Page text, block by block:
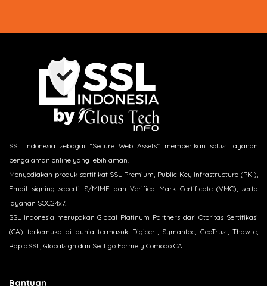
SSL Indonesia sebagai “Secure Web Assets“ memberikan solusi layanan
pengalaman online yang lebih aman.
Menyediakan produk sertifikat SSL Premium, Public Key Infrastructure (PKI),
Email signing seperti S/MIME dan Verified Mark Certificate (VMC), serta
layanan SOC24x7.
SSL Indonesia merupakan Global Platinum Partners dari Otoritas Sertifikasi
(CA) terkemuka di dunia termasuk Digicert, Symantec, GeoTrust, Thawte,
RapidSSL, Globalsign dan Sectigo Formely Comodo CA.
Bantuan